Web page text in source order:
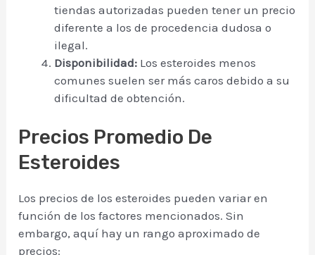
tiendas autorizadas pueden tener un precio
diferente a los de procedencia dudosa o
ilegal.
Disponibilidad: Los esteroides menos
comunes suelen ser más caros debido a su
dificultad de obtención.
Precios Promedio De
Esteroides
Los precios de los esteroides pueden variar en
función de los factores mencionados. Sin
embargo, aquí hay un rango aproximado de
precios: